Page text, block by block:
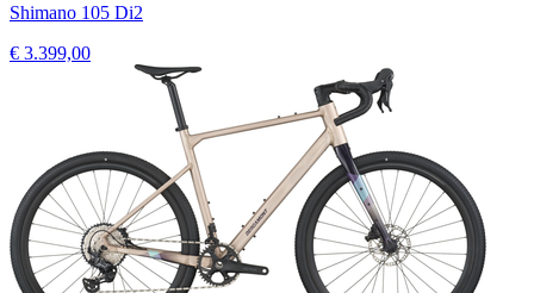
Shimano 105 Di2
€ 3.399,00